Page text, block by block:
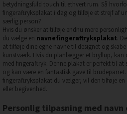
betydningsfuld touch til ethvert rum. Så
fingeraftryksplakat i dag og tilføje et strejf af
særlig person?
Hvis du ønsker at tilføje endnu mere
du vælge en navnefingeraftryksplakat.
at tilføje dine egne navne til designet og
kunstværk. Hvis du planlægger et bryllup, kan
med fingeraftryk. Denne plakat er perfekt til
og kan være en fantastisk gave til
fingeraftryksplakat du vælger, vil den tilføje
eller begivenhed.
Personlig tilpasning med navn